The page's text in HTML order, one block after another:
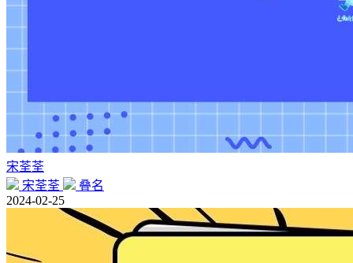
宋荃荃
宋荃荃
叠名
2024-02-25